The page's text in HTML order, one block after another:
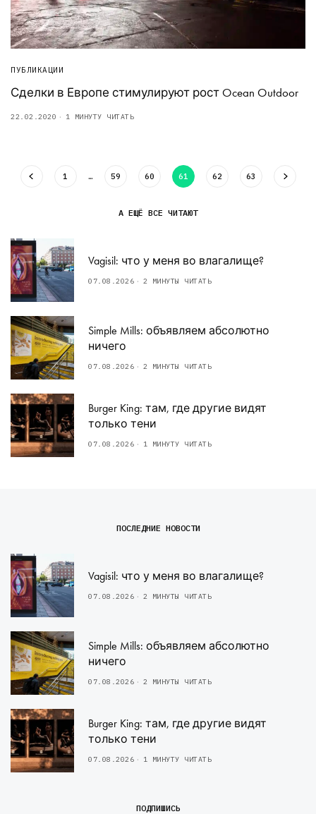
ПУБЛИКАЦИИ
Сделки в Европе стимулируют рост Ocean Outdoor
22.02.2020 1 МИНУТУ ЧИТАТЬ
1 … 59 60 61 62 63
А ЕЩЁ ВСЕ ЧИТАЮТ
Vagisil: что у меня во влагалище?
07.08.2026 2 МИНУТЫ ЧИТАТЬ
Simple Mills: объявляем абсолютно
ничего
07.08.2026 2 МИНУТЫ ЧИТАТЬ
Burger King: там, где другие видят
только тени
07.08.2026 1 МИНУТУ ЧИТАТЬ
ПОСЛЕДНИЕ НОВОСТИ
Vagisil: что у меня во влагалище?
07.08.2026 2 МИНУТЫ ЧИТАТЬ
Simple Mills: объявляем абсолютно
ничего
07.08.2026 2 МИНУТЫ ЧИТАТЬ
Burger King: там, где другие видят
только тени
07.08.2026 1 МИНУТУ ЧИТАТЬ
ПОДПИШИСЬ